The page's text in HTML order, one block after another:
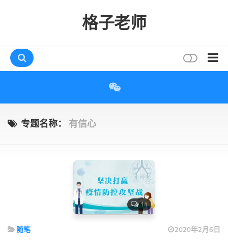
格子老师
互动
标签
专题名称： 有信心
11
随笔 2020年2月6日